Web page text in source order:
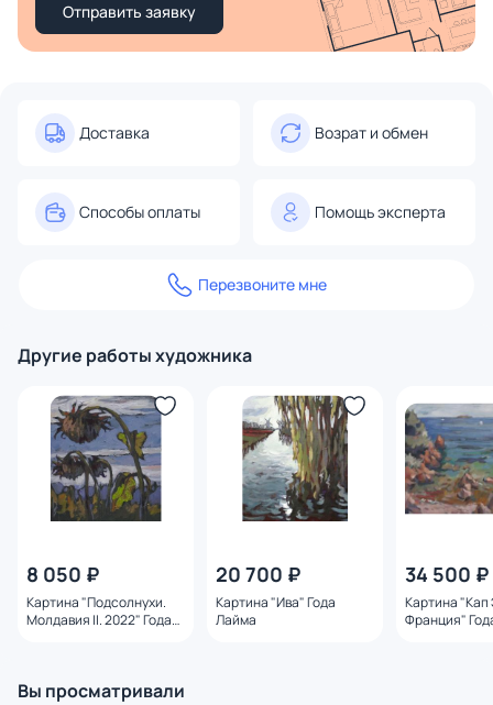
Отправить заявку
Доставка Возрат и обмен
Способы оплаты Помощь эксперта
Перезвоните мне
Другие работы художника
8 050 ₽
Картина "Подсолнухи.
Молдавия II. 2022" Года
20 700 ₽
Картина "Ива" Года
Лайма
34 500 ₽
Картина "Кап
Франция"
Вы просматривали